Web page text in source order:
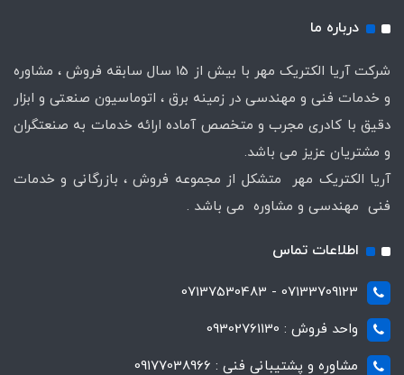
درباره ما
شرکت آریا الکتریک مهر با بیش از 15 سال سابقه فروش ، مشاوره
و خدمات فنی و مهندسی در زمینه برق ، اتوماسیون صنعتی و ابزار
دقیق با کادری مجرب و متخصص آماده ارائه خدمات به صنعتگران
و مشتریان عزیز می باشد.
آریا الکتریک مهر متشکل از مجموعه فروش ، بازرگانی و خدمات
فنی مهندسی و مشاوره می باشد .
اطلاعات تماس
07133709123 - 07137530483
واحد فروش : 09302761130
مشاوره و پشتیبانی فنی : 09177038966